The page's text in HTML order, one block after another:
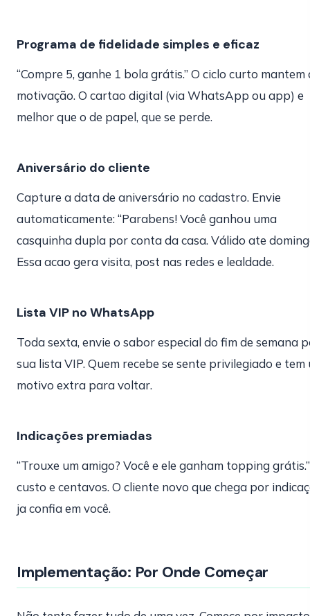
Programa de fidelidade simples e eficaz
“Compre 5, ganhe 1 bola grátis.” O ciclo curto mantem
motivação. O cartao digital (via WhatsApp ou app) e
melhor que o de papel, que se perde.
Aniversário do cliente
Capture a data de aniversário no cadastro. Envie
automaticamente: “Parabens! Você ganhou uma
casquinha dupla por conta da casa. Válido ate
Essa acao gera visita, post nas redes e lealdade.
Lista VIP no WhatsApp
Toda sexta, envie o sabor especial do fim de semana
sua lista VIP. Quem recebe se sente privilegiado e tem
motivo extra para voltar.
Indicações premiadas
“Trouxe um amigo? Você e ele ganham topping
custo e centavos. O cliente novo que chega por
ja confia em você.
Implementação: Por Onde Começar